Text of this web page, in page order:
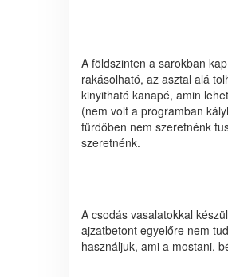
A földszinten a sarokban
rakásolható, az asztal alá
kinyitható kanapé, amin
(nem volt a programban
fürdőben nem szeretnénk
szeretnénk.
A csodás vasalatokkal
ajzatbetont egyelőre nem
használjuk, ami a mostani,